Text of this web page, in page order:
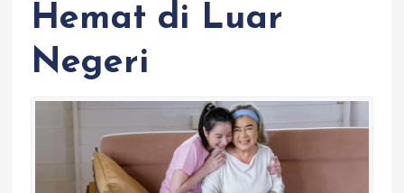
Hemat di Luar
Negeri